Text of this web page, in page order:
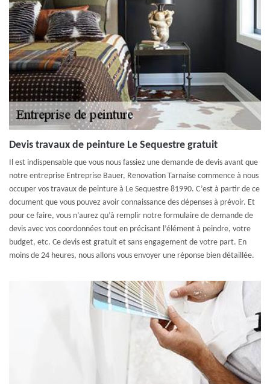
Devis travaux de peinture Le Sequestre gratuit
Il est indispensable que vous nous fassiez une demande de devis avant que
notre entreprise Entreprise Bauer, Renovation Tarnaise commence à nous
occuper vos travaux de peinture à Le Sequestre 81990. C’est à partir de ce
document que vous pouvez avoir connaissance des dépenses à prévoir. Et
pour ce faire, vous n’aurez qu’à remplir notre formulaire de demande de
devis avec vos coordonnées tout en précisant l’élément à peindre, votre
budget, etc. Ce devis est gratuit et sans engagement de votre part. En
moins de 24 heures, nous allons vous envoyer une réponse bien détaillée.